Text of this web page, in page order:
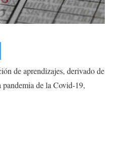
de aprendizajes, derivado de
pandemia de la Covid-19,